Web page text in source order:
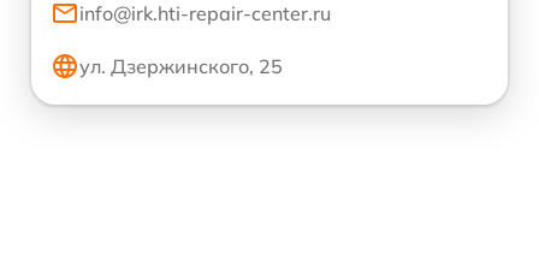
info@irk.hti-repair-center.ru
ул. Дзержинского, 25